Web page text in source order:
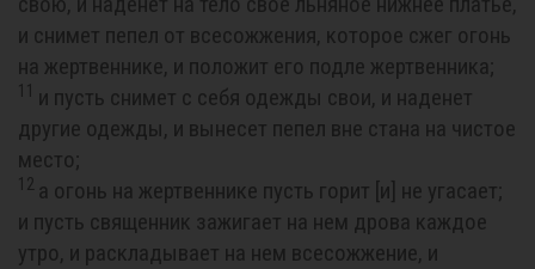
и снимет пепел от всесожжения, которое сжег огонь
на жертвеннике, и положит его подле жертвенника;
и пусть снимет с себя одежды свои, и наденет
другие одежды, и вынесет пепел вне стана на чистое
место;
12 а огонь на жертвеннике пусть горит [и] не угасает;
и пусть священник зажигает на нем дрова каждое
утро, и раскладывает на нем всесожжение, и